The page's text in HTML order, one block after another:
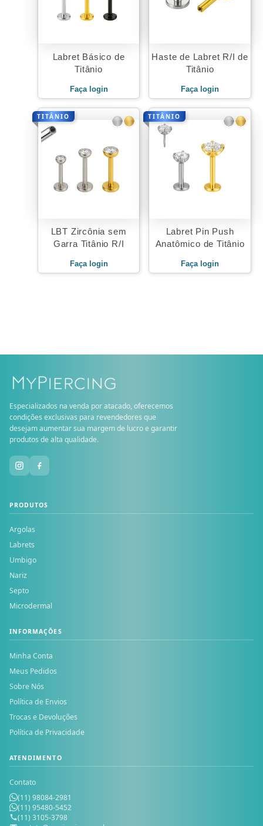
Labret Básico de
Titânio
Faça login
Haste de Labret R/I de
Titânio
Faça login
TITÂNIO
LBT Zircônia sem
Garra Titânio R/I
Faça login
TITÂNIO
Labret Pin Push
Anatômico de Titânio
Faça login
Especializados na venda por atacado, oferecemos
condições exclusivas para revendedores que
desejam aumentar sua margem de lucro e garantir
produtos de alta qualidade.
PRODUTOS
Argolas
Labrets
Umbigo
Nariz
Septo
Microdermal
INFORMAÇÕES
Minha Conta
Meus Pedidos
Sobre Nós
Política de Envios
Trocas e Devoluções
Política de Privacidade
ATENDIMENTO
Contato
(11) 98084-2981
(11) 95480-5452
(11) 3105-3798